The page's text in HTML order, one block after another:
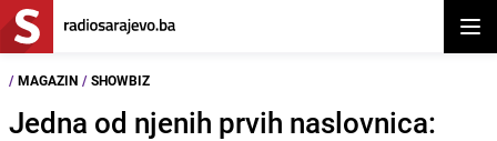
/ MAGAZIN / SHOWBIZ
Jedna od njenih prvih naslovnica: